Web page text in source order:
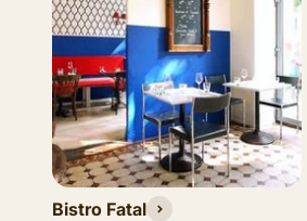
Bistro Fatal